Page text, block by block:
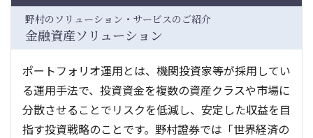
野村のソリューション・サービスのご紹介
金融資産ソリューション
ポートフォリオ運用とは、機関投資家等が採用してい
る運用手法で、投資資金を複数の資産クラスや市場に
分散させることでリスクを低減し、安定した収益を目
指す投資戦略のことです。野村證券では「世界経済の